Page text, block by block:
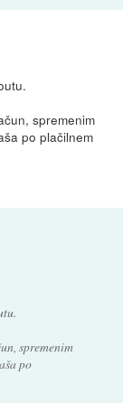
spremenim
po plačilnem
spremenim
po